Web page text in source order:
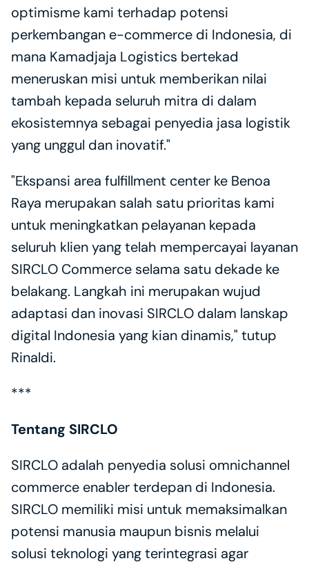
optimisme kami terhadap potensi
perkembangan e-commerce di Indonesia, di
mana Kamadjaja Logistics bertekad
meneruskan misi untuk memberikan nilai
tambah kepada seluruh mitra di dalam
ekosistemnya sebagai penyedia jasa logistik
yang unggul dan inovatif."
"Ekspansi area fulfillment center ke Benoa
Raya merupakan salah satu prioritas kami
untuk meningkatkan pelayanan kepada
seluruh klien yang telah mempercayai layanan
SIRCLO Commerce selama satu dekade ke
belakang. Langkah ini merupakan wujud
adaptasi dan inovasi SIRCLO dalam lanskap
digital Indonesia yang kian dinamis," tutup
Rinaldi.
***
Tentang SIRCLO
SIRCLO adalah penyedia solusi omnichannel
commerce enabler terdepan di Indonesia.
SIRCLO memiliki misi untuk memaksimalkan
potensi manusia maupun bisnis melalui
solusi teknologi yang terintegrasi agar